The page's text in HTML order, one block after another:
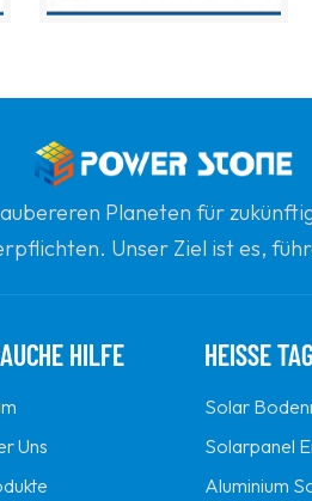
Planeten für
Unser Ziel ist es,
HILFE
Uns
HEISSE
Solar
Solarpanel
Aluminium